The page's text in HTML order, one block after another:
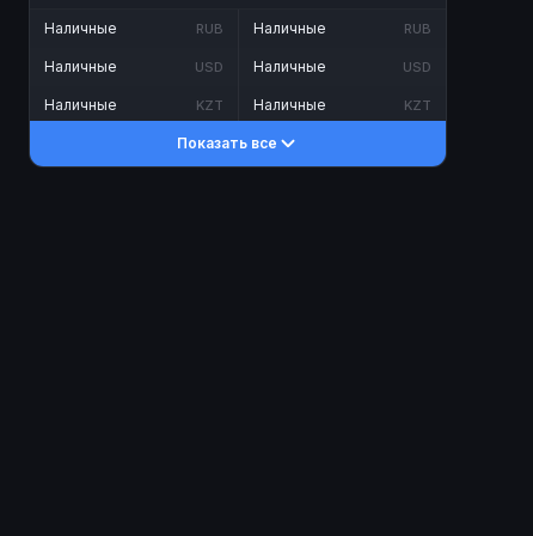
Наличные RUB
Наличные USD
Наличные KZT
Наличные RUB
Наличные USD
Наличные KZT
Показать все